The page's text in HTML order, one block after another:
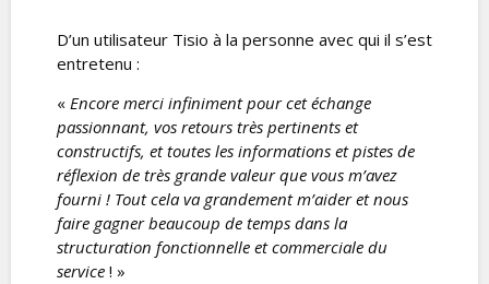
D’un utilisateur Tisio à la personne avec qui il s’est
entretenu :
« Encore merci infiniment pour cet échange
passionnant, vos retours très pertinents et
constructifs, et toutes les informations et pistes de
réflexion de très grande valeur que vous m’avez
fourni ! Tout cela va grandement m’aider et nous
faire gagner beaucoup de temps dans la
structuration fonctionnelle et commerciale du
service ! »